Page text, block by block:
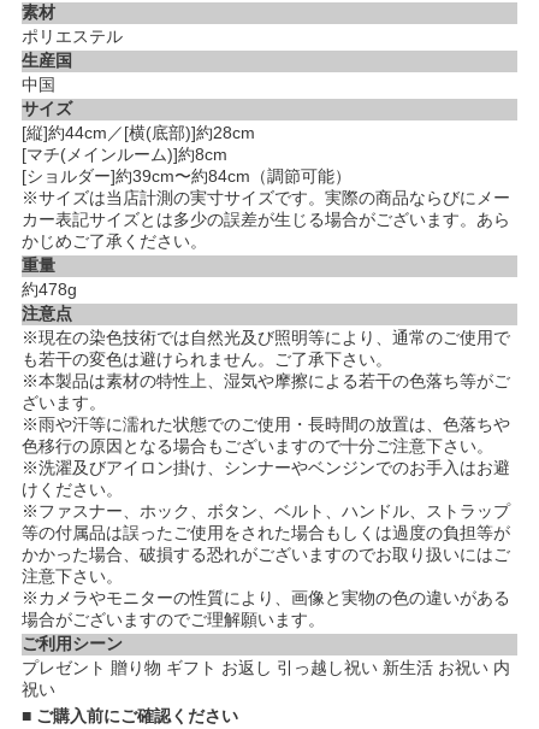
素材
ポリエステル
生産国
中国
サイズ
[縦]約44cm／[横(底部)]約28cm
[マチ(メインルーム)]約8cm
[ショルダー]約39cm〜約84cm（調節可能）
※サイズは当店計測の実寸サイズです。実際の商品ならびにメー
カー表記サイズとは多少の誤差が生じる場合がございます。あら
かじめご了承ください。
重量
約478g
注意点
※現在の染色技術では自然光及び照明等により、通常のご使用で
も若干の変色は避けられません。ご了承下さい。
※本製品は素材の特性上、湿気や摩擦による若干の色落ち等がご
ざいます。
※雨や汗等に濡れた状態でのご使用・長時間の放置は、色落ちや
色移行の原因となる場合もございますので十分ご注意下さい。
※洗濯及びアイロン掛け、シンナーやベンジンでのお手入はお避
けください。
※ファスナー、ホック、ボタン、ベルト、ハンドル、ストラップ
等の付属品は誤ったご使用をされた場合もしくは過度の負担等が
かかった場合、破損する恐れがございますのでお取り扱いにはご
注意下さい。
※カメラやモニターの性質により、画像と実物の色の違いがある
場合がございますのでご理解願います。
ご利用シーン
プレゼント 贈り物 ギフト お返し 引っ越し祝い 新生活 お祝い 内
祝い
■ ご購入前にご確認ください